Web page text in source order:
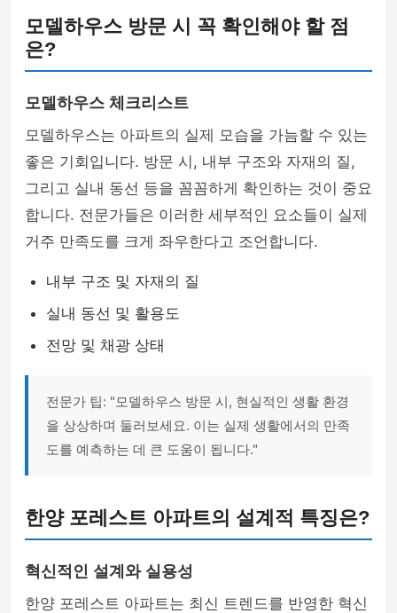
모델하우스 방문 시 꼭 확인해야 할 점
은?
모델하우스 체크리스트
모델하우스는 아파트의 실제 모습을 가늠할 수 있는
좋은 기회입니다. 방문 시, 내부 구조와 자재의 질,
그리고 실내 동선 등을 꼼꼼하게 확인하는 것이 중요
합니다. 전문가들은 이러한 세부적인 요소들이 실제
거주 만족도를 크게 좌우한다고 조언합니다.
내부 구조 및 자재의 질
실내 동선 및 활용도
전망 및 채광 상태
전문가 팁: "모델하우스 방문 시, 현실적인 생활 환경
을 상상하며 둘러보세요. 이는 실제 생활에서의 만족
도를 예측하는 데 큰 도움이 됩니다."
한양 포레스트 아파트의 설계적 특징은?
혁신적인 설계와 실용성
한양 포레스트 아파트는 최신 트렌드를 반영한 혁신